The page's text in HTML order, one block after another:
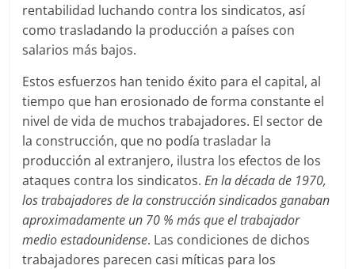
rentabilidad luchando contra los sindicatos, así
como trasladando la producción a países con
salarios más bajos.
Estos esfuerzos han tenido éxito para el capital, al
tiempo que han erosionado de forma constante el
nivel de vida de muchos trabajadores. El sector de
la construcción, que no podía trasladar la
producción al extranjero, ilustra los efectos de los
ataques contra los sindicatos.En la década de 1970,
los trabajadores de la construcción sindicados ganaban
aproximadamente un 70 % más que el trabajador
medio estadounidense. Las condiciones de dichos
trabajadores parecen casi míticas para los